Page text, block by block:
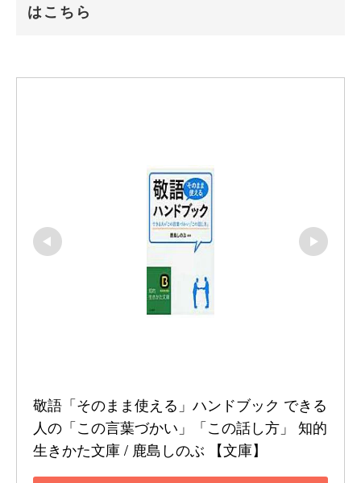
はこちら
敬語「そのまま使える」ハンドブック できる
人の「この言葉づかい」「この話し方」 知的
生きかた文庫 / 鹿島しのぶ 【文庫】